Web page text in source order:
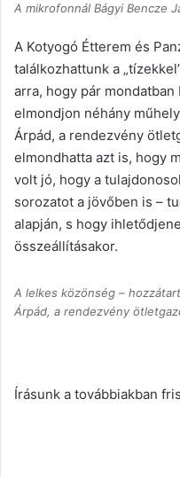
A mikrofonnál Bágyi Bencze
A Kotyogó Étterem és
találkozhattunk a
arra, hogy pár
elmondjon néhány
Árpád, a rendezvény
elmondhatta azt is, hogy
volt jó, hogy a
sorozatot a jövőben is –
alapján, s hogy
összeállításakor.
A lelkes közönség –
Árpád, a rendezvény
Írásunk a továbbiakban